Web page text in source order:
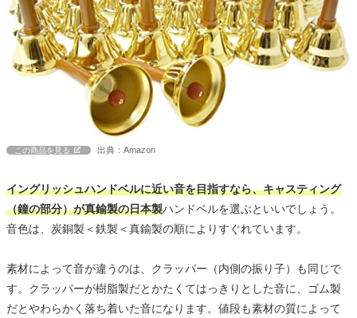
この商品を見る 出典：Amazon
イングリッシュハンドベルに近い音を目指すなら、キャスティング
（鐘の部分）が真鍮製の日本製ハンドベルを選ぶといいでしょう。
音色は、炭銅製＜鉄製＜真鍮製の順によりすぐれています。
素材によって音が違うのは、クラッパー（内側の振り子）も同じで
す。クラッパーが樹脂製だとかたくてはっきりとした音に、ゴム製
だとやわらかく落ち着いた音になります。値段も素材の質によって